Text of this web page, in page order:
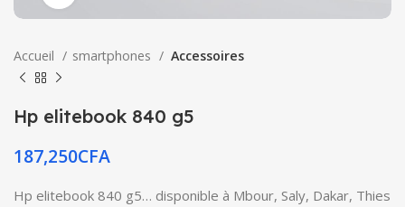
Accueil smartphones Accessoires
Hp elitebook 840 g5
187,250CFA
Hp elitebook 840 g5… disponible à Mbour, Saly, Dakar, Thies